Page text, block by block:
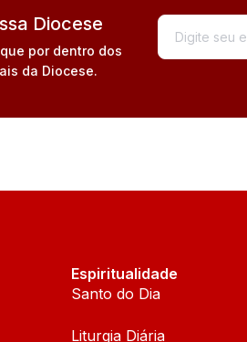
Diocese
por dentro dos
da Diocese.
Espiritualidade
Santo do Dia
Liturgia Diária